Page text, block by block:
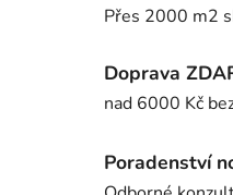
Přes 2000 m2
Doprava
nad 6000 Kč
Poradenství